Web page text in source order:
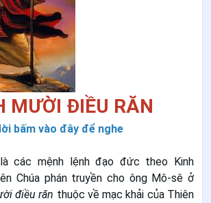
MƯỜI ĐIỀU RĂN
bấm vào đây để nghe
là các mệnh lệnh đạo đức theo Kinh
Chúaphán truyền cho ông Mô-sê ở
điều răn thuộc về mạc khải của Thiên